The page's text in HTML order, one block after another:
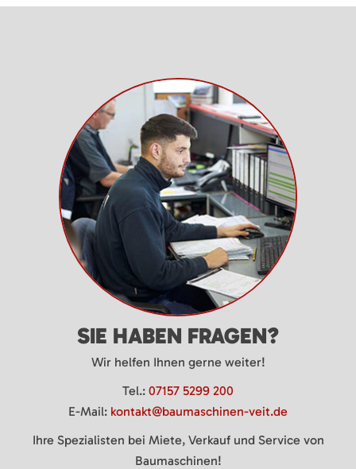
SIE HABEN FRAGEN?
Wir helfen Ihnen gerne weiter!
Tel.: 07157 5299 200
E-Mail: kontakt@baumaschinen-veit.de
Ihre Spezialisten bei Miete, Verkauf und Service von
Baumaschinen!